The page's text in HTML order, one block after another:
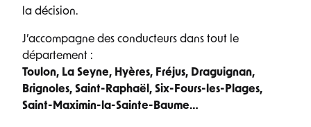
la décision.
J’accompagne des conducteurs dans tout le
département :
Toulon, La Seyne, Hyères, Fréjus, Draguignan,
Brignoles, Saint-Raphaël, Six-Fours-les-Plages,
Saint-Maximin-la-Sainte-Baume…